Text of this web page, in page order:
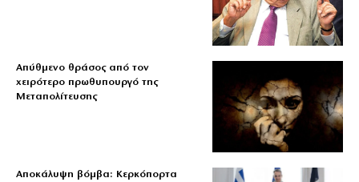
Απύθμενο θράσος από τον
χειρότερο πρωθυπουργό της
Μεταπολίτευσης
Αποκάλυψη βόμβα: Κερκόπορτα